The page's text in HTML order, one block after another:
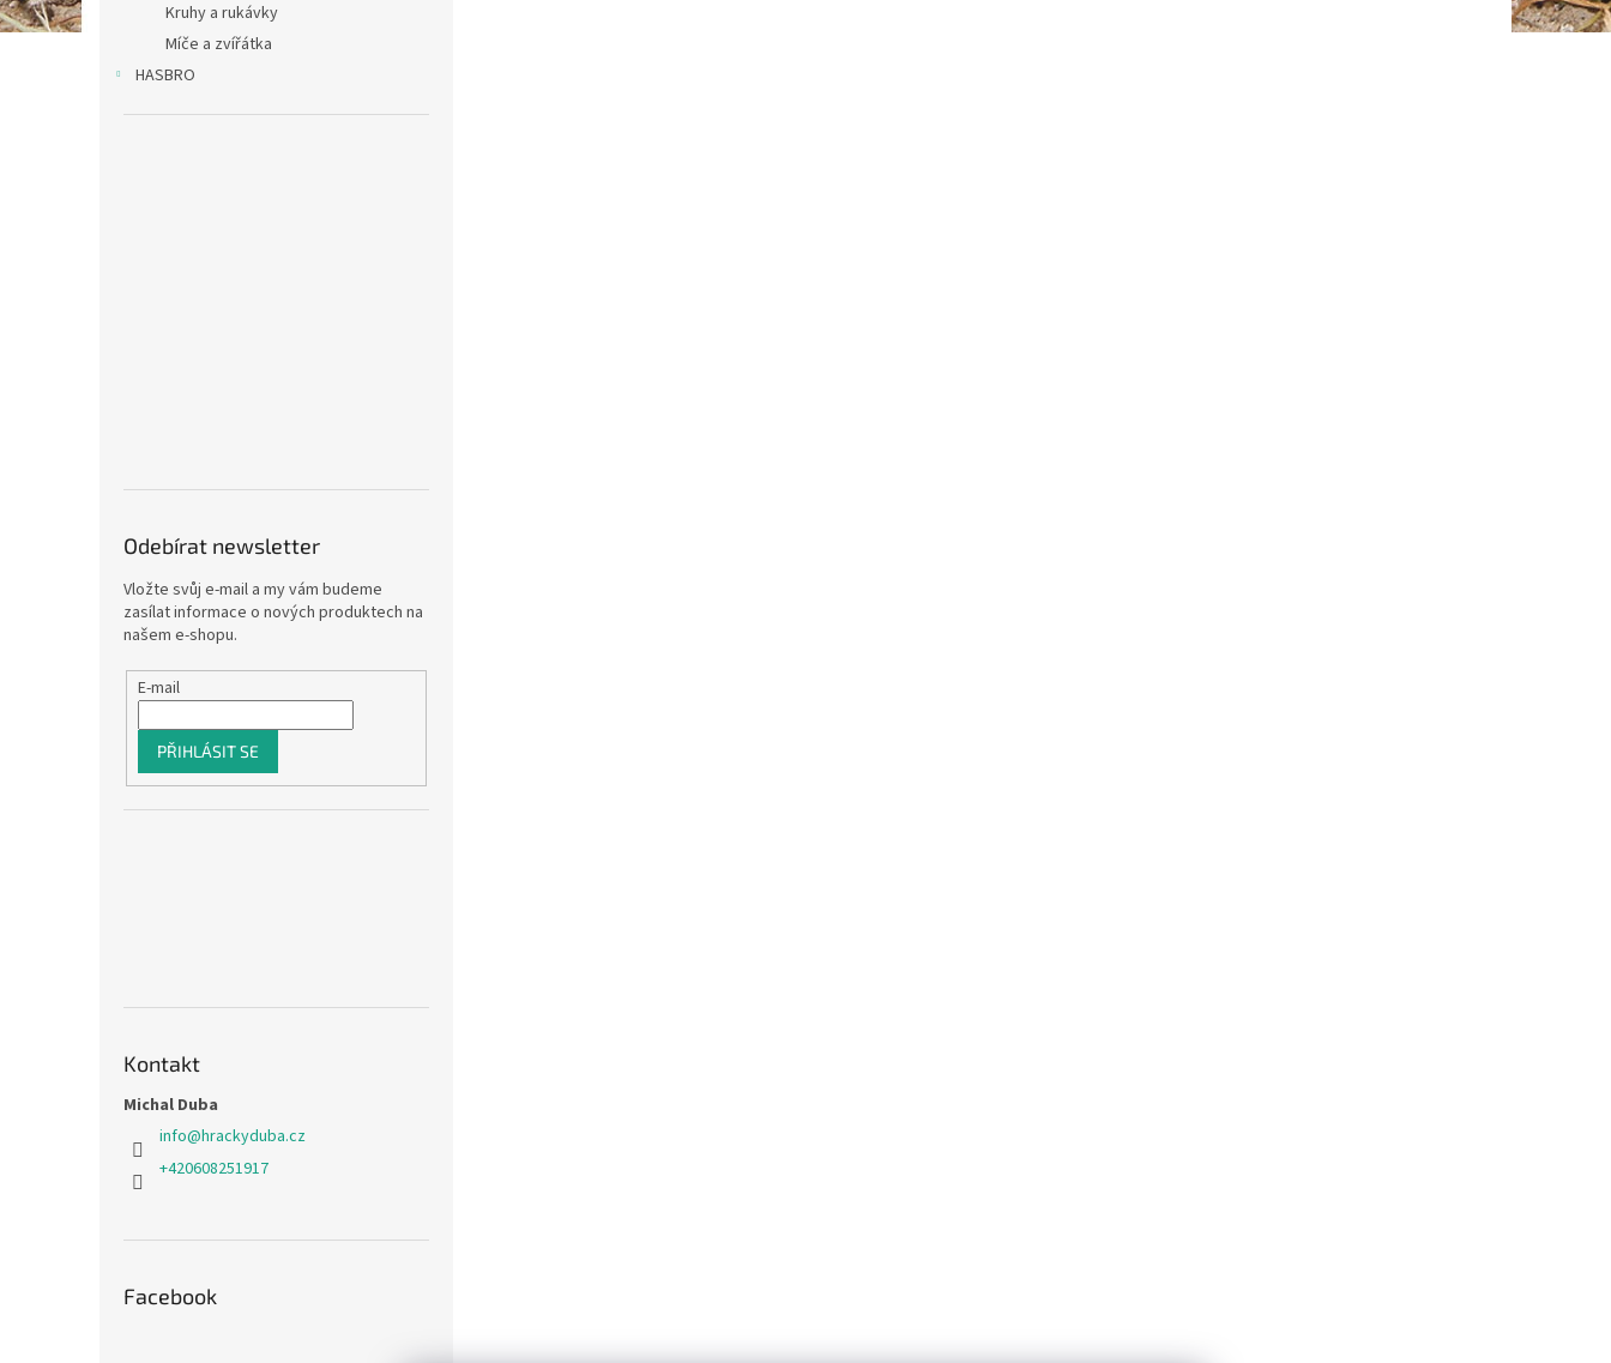
Kruhy a rukávky
Míče a zvířátka
HASBRO
Odebírat newsletter
Vložte svůj e-mail a my vám budeme
zasílat informace o nových produktech na
našem e-shopu.
E-mail
PŘIHLÁSIT SE
Kontakt
Michal Duba
info@hrackyduba.cz
+420608251917
Facebook